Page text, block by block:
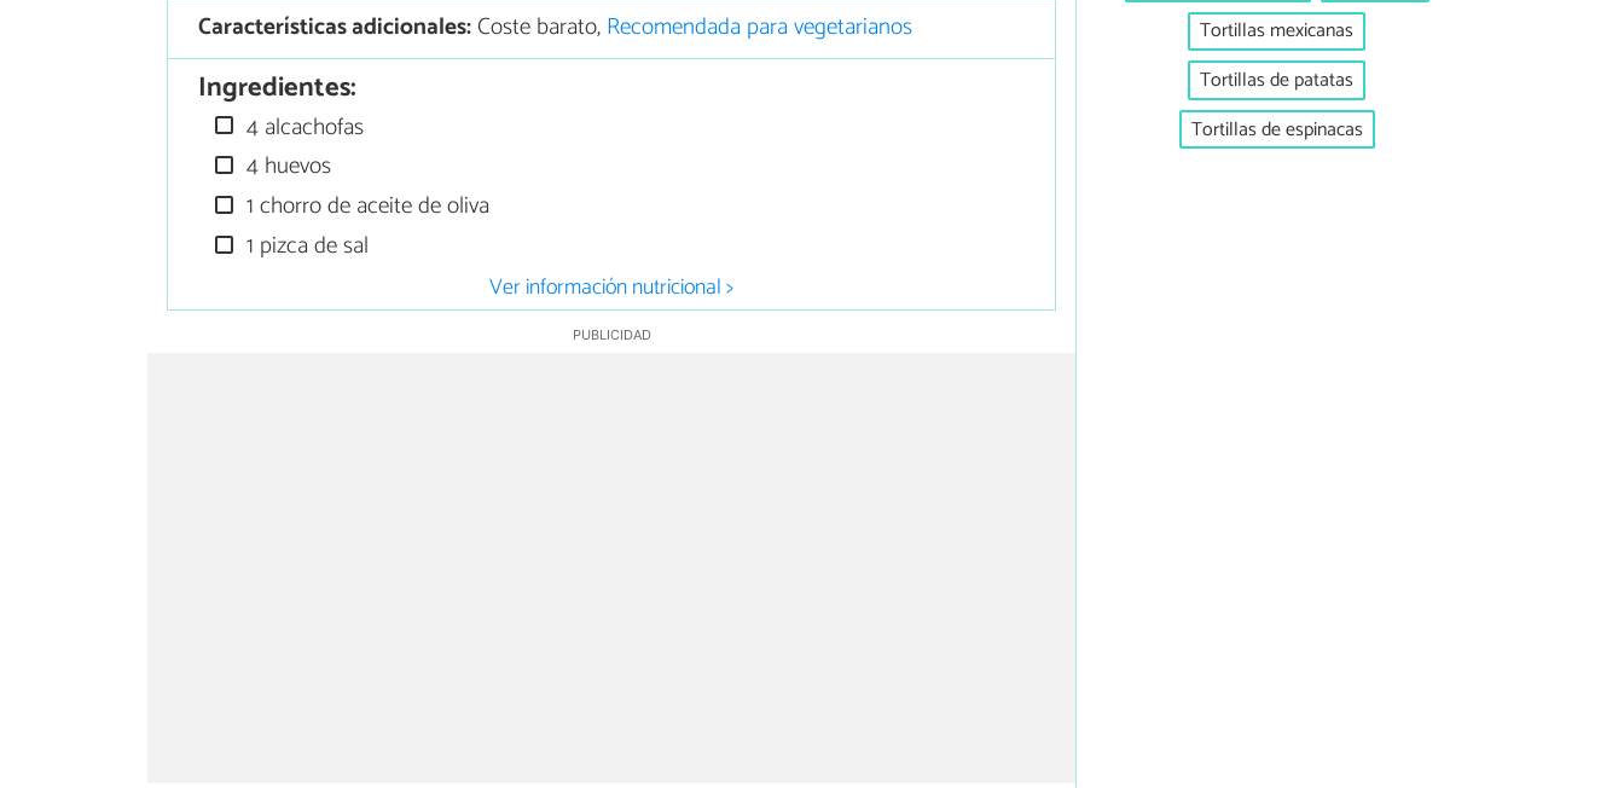
Características adicionales:Coste barato,Recomendada para vegetarianos
Ingredientes:
4 alcachofas
4 huevos
1 chorro de aceite de oliva
1 pizca de sal
Ver información nutricional >
Tortillas mexicanas
Tortillas de patatas
Tortillas de espinacas